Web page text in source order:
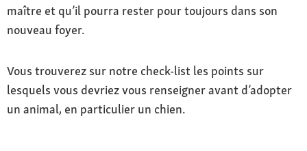
maître et qu’il pourra rester pour toujours dans son
nouveau foyer.
Vous trouverez sur notre check-list les points sur
lesquels vous devriez vous renseigner avant d’adopter
un animal, en particulier un chien.